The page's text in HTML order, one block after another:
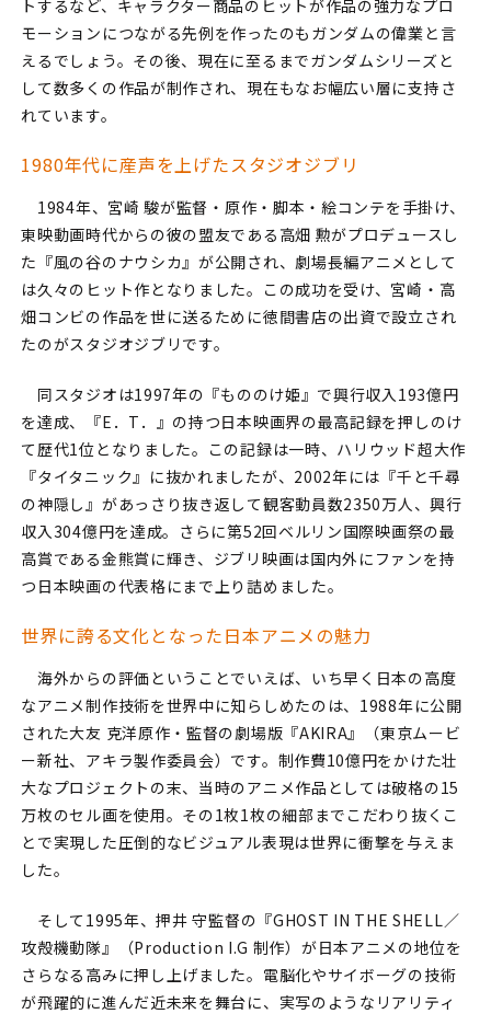
トするなど、キャラクター商品のヒットが作品の強力なプロ
モーションにつながる先例を作ったのもガンダムの偉業と言
えるでしょう。その後、現在に至るまでガンダムシリーズと
して数多くの作品が制作され、現在もなお幅広い層に支持さ
れています。
1980年代に産声を上げたスタジオジブリ
1984年、宮崎 駿が監督・原作・脚本・絵コンテを手掛け、
東映動画時代からの彼の盟友である高畑 勲がプロデュースし
た『風の谷のナウシカ』が公開され、劇場長編アニメとして
は久々のヒット作となりました。この成功を受け、宮崎・高
畑コンビの作品を世に送るために徳間書店の出資で設立され
たのがスタジオジブリです。
同スタジオは1997年の『もののけ姫』で興行収入193億円
を達成、『E．T．』の持つ日本映画界の最高記録を押しのけ
て歴代1位となりました。この記録は一時、ハリウッド超大作
『タイタニック』に抜かれましたが、2002年には『千と千尋
の神隠し』があっさり抜き返して観客動員数2350万人、興行
収入304億円を達成。さらに第52回ベルリン国際映画祭の最
高賞である金熊賞に輝き、ジブリ映画は国内外にファンを持
つ日本映画の代表格にまで上り詰めました。
世界に誇る文化となった日本アニメの魅力
海外からの評価ということでいえば、いち早く日本の高度
なアニメ制作技術を世界中に知らしめたのは、1988年に公開
された大友 克洋原作・監督の劇場版『AKIRA』（東京ムービ
ー新社、アキラ製作委員会）です。制作費10億円をかけた壮
大なプロジェクトの末、当時のアニメ作品としては破格の15
万枚のセル画を使用。その1枚1枚の細部までこだわり抜くこ
とで実現した圧倒的なビジュアル表現は世界に衝撃を与えま
した。
そして1995年、押井 守監督の『GHOST IN THE SHELL／
攻殻機動隊』（Production I.G 制作）が日本アニメの地位を
さらなる高みに押し上げました。電脳化やサイボーグの技術
が飛躍的に進んだ近未来を舞台に、実写のようなリアリティ